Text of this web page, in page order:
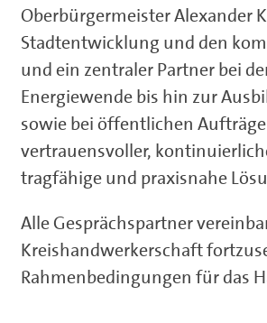
Oberbürgermeister Alexander
Stadtentwicklung und den
und ein zentraler Partner bei
Energiewende bis hin zur
sowie bei öffentlichen
vertrauensvoller,
tragfähige und praxisnahe
Alle Gesprächspartner
Kreishandwerkerschaft
Rahmenbedingungen für das